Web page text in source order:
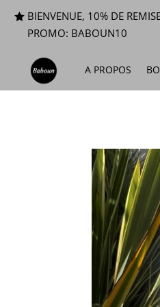
BIENVENUE, 10% DE
PROMO: BABOUN10
A PROPOS